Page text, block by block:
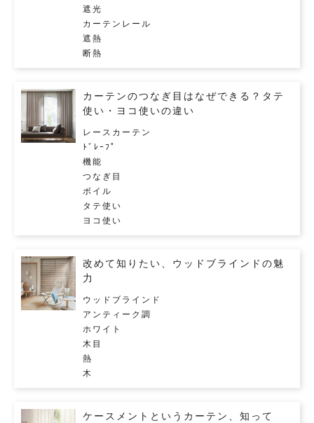
遮光
カーテンレール
遮熱
断熱
カーテンのつなぎ目はなぜできる？タテ
使い・ヨコ使いの違い
レースカーテン
ﾄﾞﾚｰﾌﾟ
機能
つなぎ目
ボイル
タテ使い
ヨコ使い
改めて知りたい、ウッドブラインドの魅
力
ウッドブラインド
アンティーク調
ホワイト
木目
熱
木
ケースメントというカーテン、知って